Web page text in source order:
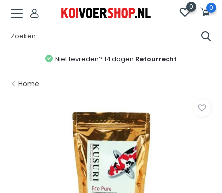
0 0
Niet tevreden? 14 dagen Retourrecht
Home